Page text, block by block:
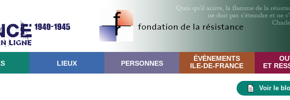
LIEUX PERSONNES
ÉVÈNEMENTS
ILE-DE-FRANCE ET
Voir le